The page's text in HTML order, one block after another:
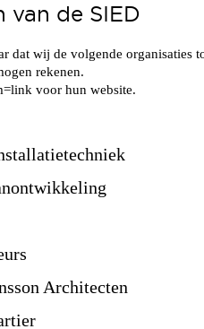
van de SIED
dat wij de volgende organisaties
rekenen.
voor hun website.
Architecten